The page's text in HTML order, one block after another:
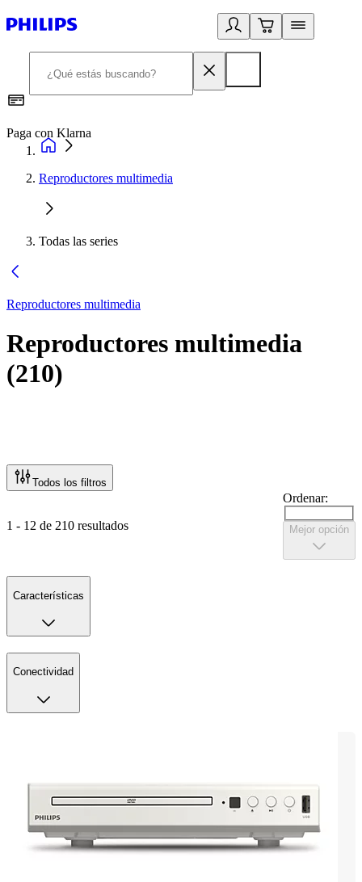
Paga con Klarna
Reproductores multimedia
Todas las series
Reproductores multimedia
Reproductores multimedia
(210)
Todos los filtros
1 - 12 de 210 resultados
Ordenar:
Mejor opción
Características
Conectividad